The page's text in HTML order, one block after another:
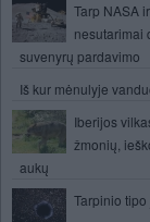
Tarp NASA
nesutarimai
suvenyrų pardavimo
Iš kur mėnulyje
Iberijos
žmonių,
aukų
Tarpinio